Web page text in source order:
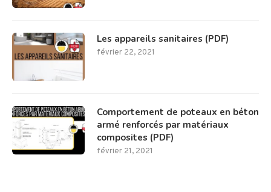
Les appareils sanitaires (PDF)
février 22, 2021
Comportement de poteaux en béton
armé renforcés par matériaux
composites (PDF)
février 21, 2021